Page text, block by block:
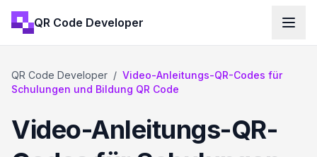
QR Code Developer
QR Code Developer / Video-Anleitungs-QR-Codes für
Schulungen und Bildung QR Code
Video-Anleitungs-QR-